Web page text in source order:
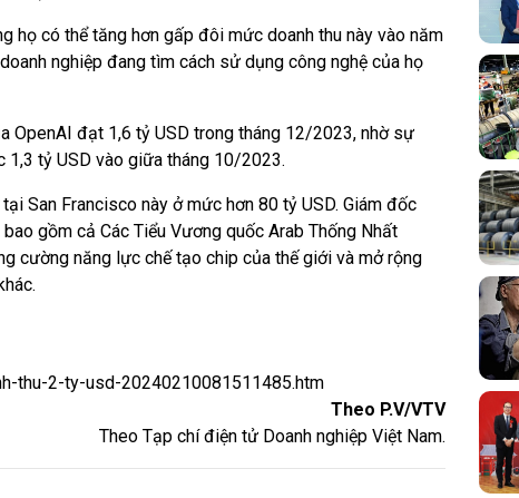
họ có thể tăng hơn gấp đôi mức doanh thu này vào năm
nghiệp đang tìm cách sử dụng công nghệ của họ
OpenAI đạt 1,6 tỷ USD trong tháng 12/2023, nhờ sự
1,3 tỷ USD vào giữa tháng 10/2023.
San Francisco này ở mức hơn 80 tỷ USD. Giám đốc
gồm cả Các Tiểu Vương quốc Arab Thống Nhất
cường năng lực chế tạo chip của thế giới và mở rộng
thu-2-ty-usd-20240210081511485.htm
Theo P.V/VTV
Theo Tạp chí điện tử Doanh nghiệp Việt Nam.